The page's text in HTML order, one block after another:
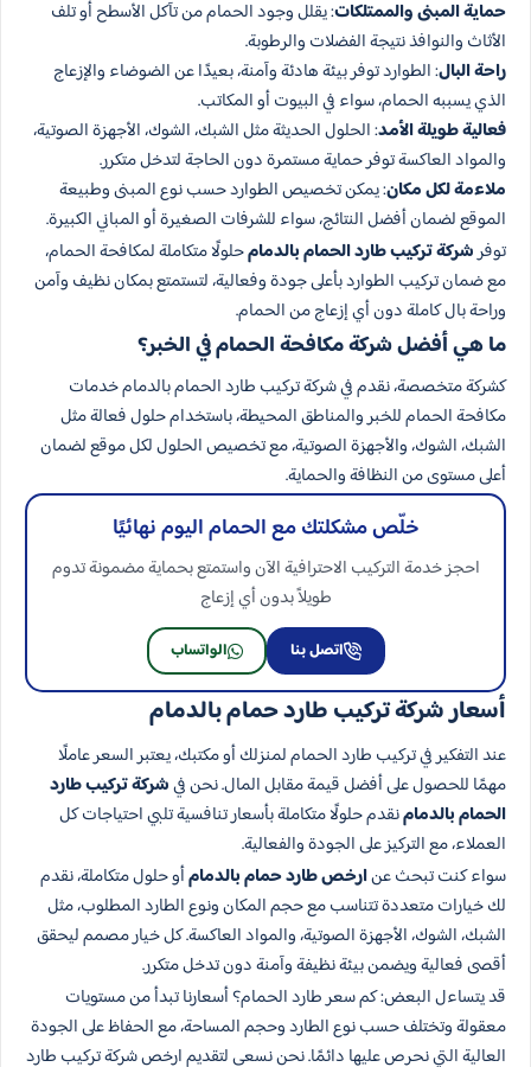
حماية المبنى والممتلكات: يقلل وجود الحمام من تآكل الأسطح أو تلف
الأثاث والنوافذ نتيجة الفضلات والرطوبة.
راحة البال: الطوارد توفر بيئة هادئة وآمنة، بعيدًا عن الضوضاء والإزعاج
الذي يسببه الحمام، سواء في البيوت أو المكاتب.
فعالية طويلة الأمد: الحلول الحديثة مثل الشبك، الشوك، الأجهزة الصوتية،
والمواد العاكسة توفر حماية مستمرة دون الحاجة لتدخل متكرر.
ملاءمة لكل مكان: يمكن تخصيص الطوارد حسب نوع المبنى وطبيعة
الموقع لضمان أفضل النتائج، سواء للشرفات الصغيرة أو المباني الكبيرة.
توفرشركة تركيب طارد الحمام بالدمامحلولًا متكاملة لمكافحة الحمام،
مع ضمان تركيب الطوارد بأعلى جودة وفعالية، لتستمتع بمكان نظيف وآمن
وراحة بال كاملة دون أي إزعاج من الحمام.
ما هي أفضل شركة مكافحة الحمام في الخبر؟
كشركة متخصصة، نقدم في شركة تركيب طارد الحمام بالدمام خدمات
مكافحة الحمام للخبر والمناطق المحيطة، باستخدام حلول فعالة مثل
الشبك، الشوك، والأجهزة الصوتية، مع تخصيص الحلول لكل موقع لضمان
أعلى مستوى من النظافة والحماية.
خلّص مشكلتك مع الحمام اليوم نهائيًا
احجز خدمة التركيب الاحترافية الآن واستمتع بحماية مضمونة تدوم
طويلاً بدون أي إزعاج
اتصل بنا الواتساب
أسعار شركة تركيب طارد حمام بالدمام
عند التفكير في تركيب طارد الحمام لمنزلك أو مكتبك، يعتبر السعر عاملًا
مهمًا للحصول على أفضل قيمة مقابل المال. نحن فيشركة تركيب طارد
الحمام بالدمامنقدم حلولًا متكاملة بأسعار تنافسية تلبي احتياجات كل
العملاء، مع التركيز على الجودة والفعالية.
سواء كنت تبحث عنارخص طارد حمام بالدمامأو حلول متكاملة، نقدم
لك خيارات متعددة تتناسب مع حجم المكان ونوع الطارد المطلوب، مثل
الشبك، الشوك، الأجهزة الصوتية، والمواد العاكسة. كل خيار مصمم ليحقق
أقصى فعالية ويضمن بيئة نظيفة وآمنة دون تدخل متكرر.
قد يتساءل البعض: كم سعر طارد الحمام؟ أسعارنا تبدأ من مستويات
معقولة وتختلف حسب نوع الطارد وحجم المساحة، مع الحفاظ على الجودة
العالية التي نحرص عليها دائمًا. نحن نسعى لتقديم ارخص شركة تركيب طارد